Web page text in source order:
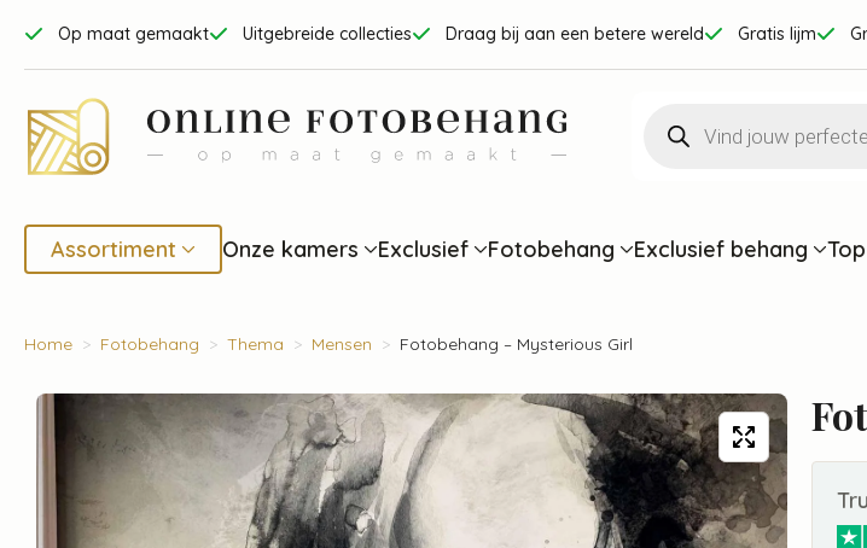
Op maat gemaakt Uitgebreide collecties Draag bij aan een betere wereld Gratis lijm
zoeken
Assortiment Onze kamers Exclusief Fotobehang Exclusief behang
Home Fotobehang Thema Mensen Fotobehang – Mysterious Girl